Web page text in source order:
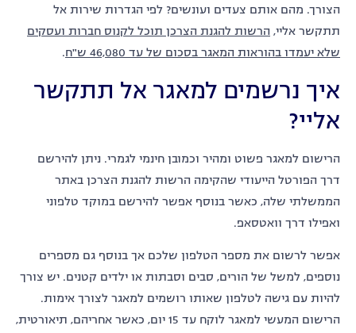
הצורך. מהם אותם צעדים ועונשים? לפי הגדרות שירות אל
תתקשר אליי, הרשות להגנת הצרכן תוכל לקנוס חברות ועסקים
שלא יעמדו בהוראות המאגר בסכום של עד 46,080 ש"ח
.
איך נרשמים למאגר אל תתקשר
אליי?
הרישום למאגר פשוט ומהיר וכמובן חינמי לגמרי. ניתן להירשם
דרך הפורטל הייעודי שהקימה הרשות להגנת הצרכן באתר
הממשלתי שלה, כאשר בנוסף אפשר להירשם במוקד טלפוני
ואפילו דרך וואטסאפ.
אפשר לרשום את מספר הטלפון שלכם אך בנוסף גם מספרים
נוספים, למשל של הורים, סבים וסבתות או ילדים קטנים. יש צורך
להיות עם גישה לטלפון שאותו רושמים למאגר לצורך אימות.
הרישום המעשי למאגר לוקח עד 15 יום, כאשר אחריהם, תיאורטית,